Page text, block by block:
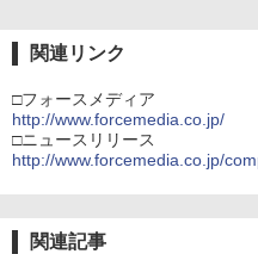
関連リンク
□フォースメディア
http://www.forcemedia.co.jp/
□ニュースリリース
http://www.forcemedia.co.jp/
関連記事